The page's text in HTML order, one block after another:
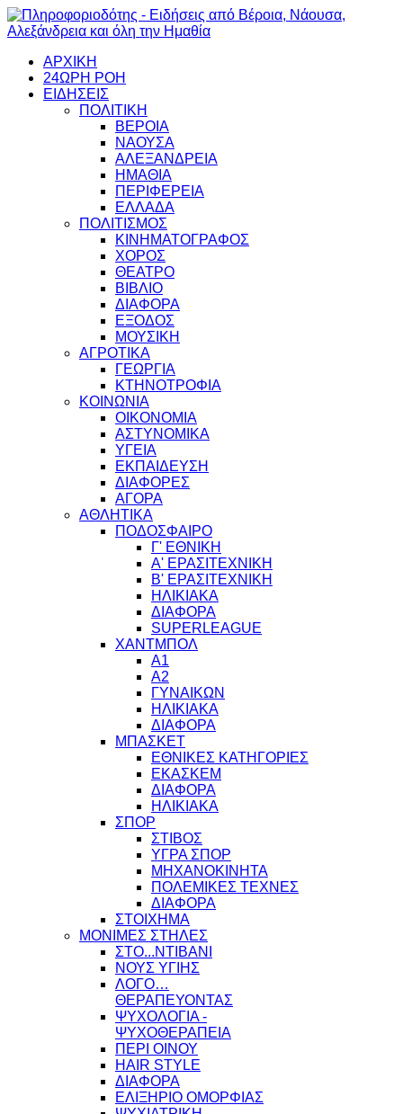
ΑΡΧΙΚΗ
24ΩΡΗ ΡΟΗ
ΕΙΔΗΣΕΙΣ
ΠΟΛΙΤΙΚΗ
ΒΕΡΟΙΑ
ΝΑΟΥΣΑ
ΑΛΕΞΑΝΔΡΕΙΑ
ΗΜΑΘΙΑ
ΠΕΡΙΦΕΡΕΙΑ
ΕΛΛΑΔΑ
ΠΟΛΙΤΙΣΜΟΣ
ΚΙΝΗΜΑΤΟΓΡΑΦΟΣ
ΧΟΡΟΣ
ΘΕΑΤΡΟ
ΒΙΒΛΙΟ
ΔΙΑΦΟΡΑ
ΕΞΟΔΟΣ
ΜΟΥΣΙΚΗ
ΑΓΡΟΤΙΚΑ
ΓΕΩΡΓΙΑ
ΚΤΗΝΟΤΡΟΦΙΑ
ΚΟΙΝΩΝΙΑ
ΟΙΚΟΝΟΜΙΑ
ΑΣΤΥΝΟΜΙΚΑ
ΥΓΕΙΑ
ΕΚΠΑΙΔΕΥΣΗ
ΔΙΑΦΟΡΕΣ
ΑΓΟΡΑ
ΑΘΛΗΤΙΚΑ
ΠΟΔΟΣΦΑΙΡΟ
Γ' ΕΘΝΙΚΗ
Α' ΕΡΑΣΙΤΕΧΝΙΚΗ
Β' ΕΡΑΣΙΤΕΧΝΙΚΗ
ΗΛΙΚΙΑΚΑ
ΔΙΑΦΟΡΑ
SUPERLEAGUE
ΧΑΝΤΜΠΟΛ
Α1
Α2
ΓΥΝΑΙΚΩΝ
ΗΛΙΚΙΑΚΑ
ΔΙΑΦΟΡΑ
ΜΠΑΣΚΕΤ
ΕΘΝΙΚΕΣ ΚΑΤΗΓΟΡΙΕΣ
ΕΚΑΣΚΕΜ
ΔΙΑΦΟΡΑ
ΗΛΙΚΙΑΚΑ
ΣΠΟΡ
ΣΤΙΒΟΣ
ΥΓΡΑ ΣΠΟΡ
ΜΗΧΑΝΟΚΙΝΗΤΑ
ΠΟΛΕΜΙΚΕΣ ΤΕΧΝΕΣ
ΔΙΑΦΟΡΑ
ΣΤΟΙΧΗΜΑ
ΜΟΝΙΜΕΣ ΣΤΗΛΕΣ
ΣΤΟ...ΝΤΙΒΑΝΙ
ΝΟΥΣ ΥΓΙΗΣ
ΛΟΓΟ…
ΘΕΡΑΠΕΥΟΝΤΑΣ
ΨΥΧΟΛΟΓΙΑ -
ΨΥΧΟΘΕΡΑΠΕΙΑ
ΠΕΡΙ ΟΙΝΟΥ
HAIR STYLE
ΔΙΑΦΟΡΑ
ΕΛΙΞΗΡΙΟ ΟΜΟΡΦΙΑΣ